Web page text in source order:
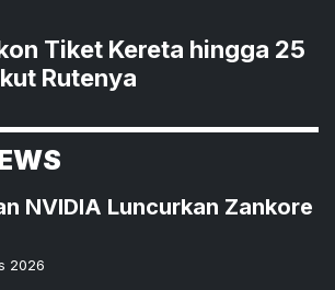
Tiket Kereta hingga 25
Rutenya
NVIDIA Luncurkan Zankore
2026